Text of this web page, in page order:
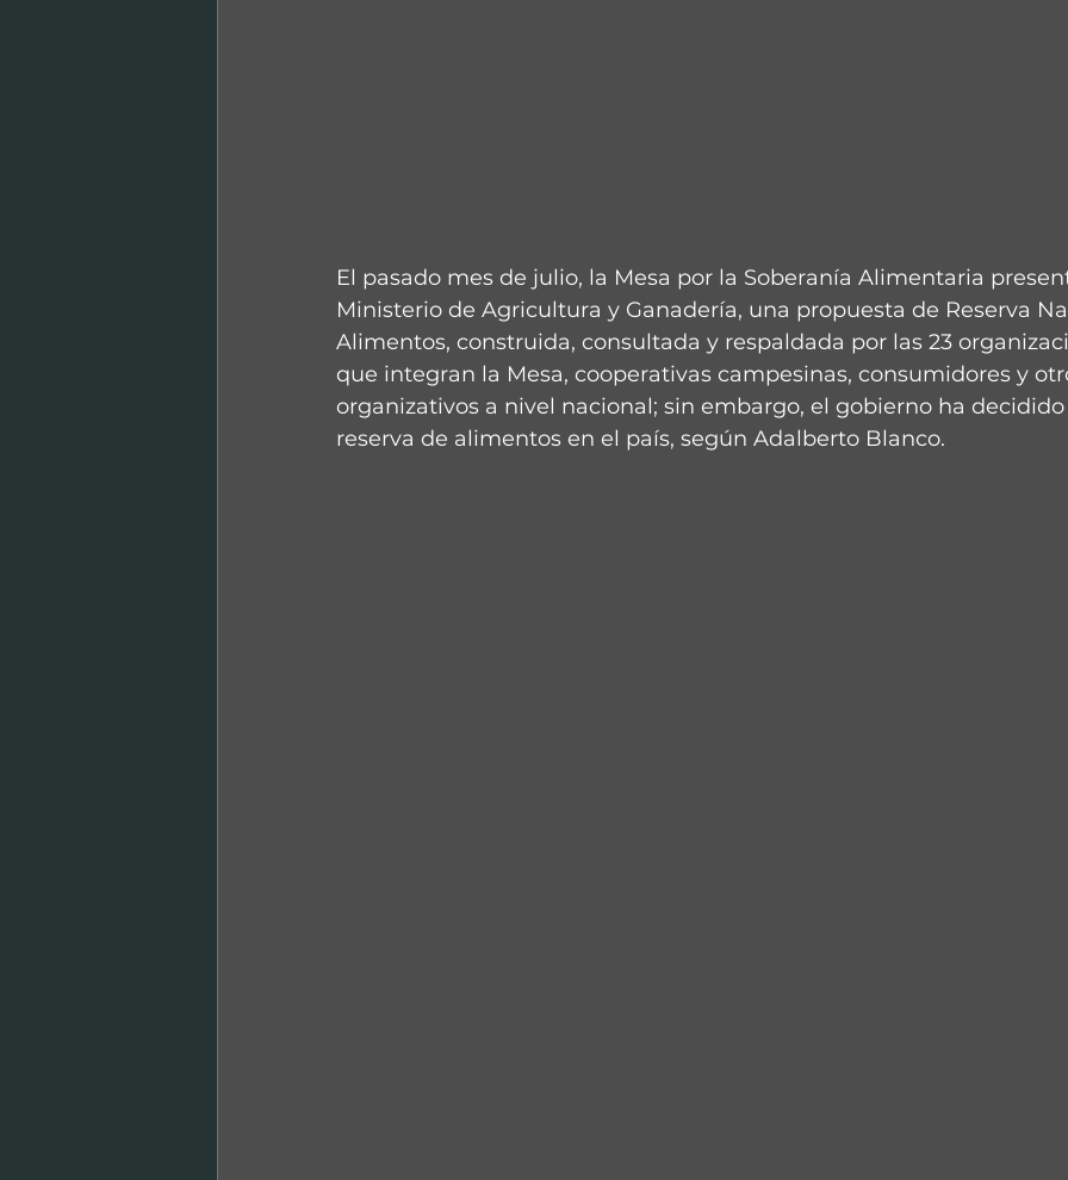
El pasado mes de julio, la Mesa por la Soberanía Alimentaria
Ministerio de Agricultura y Ganadería, una propuesta de Reserva
Alimentos, construida, consultada y respaldada por las 23
que integran la Mesa, cooperativas campesinas, consumidores y
organizativos a nivel nacional; sin embargo, el gobierno ha
reserva de alimentos en el país, según Adalberto Blanco.